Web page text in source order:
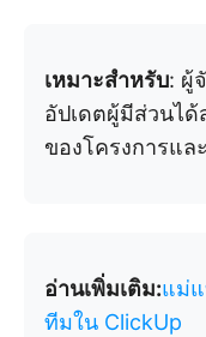
เหมาะสำหรับ: ผู้
อัปเดตผู้มีส่วนได้
ของโครงการแล
อ่านเพิ่มเติม:แม่
ทีมใน ClickUp